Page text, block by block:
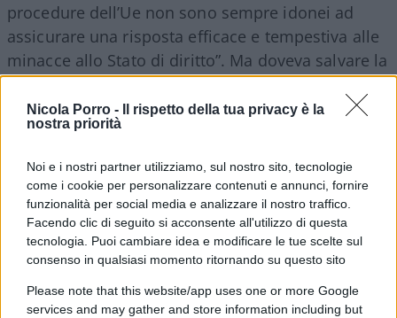
Nicola Porro -
Il rispetto della tua privacy è la
nostra priorità
Noi e i nostri partner utilizziamo, sul nostro sito, tecnologie
come i cookie per personalizzare contenuti e annunci, fornire
funzionalità per social media e analizzare il nostro traffico.
Facendo clic di seguito si acconsente all'utilizzo di questa
tecnologia. Puoi cambiare idea e modificare le tue scelte sul
consenso in qualsiasi momento ritornando su questo sito
Please note that this website/app uses one or more Google
services and may gather and store information including but
procedure dell’Ue non sono sempre idonei ad
assicurare una risposta efficace e tempestiva alle
minacce allo Stato di diritto”. Ma doveva salvare la
faccia e, così, lo scrive essa stessa, “la
Commissione e l’Ue si sono viste costrette a
escogitare soluzioni ad hoc”.
Quali? Una procedura detta“quadro dell’Ue per
rafforzare lo Stato di diritto”. Una mera procedura,
che parte da un “parere sullo Stato di diritto”,
passa da una “raccomandazione sullo Stato di
diritto” e sfocia nella sospensione di ‘alcuni dei